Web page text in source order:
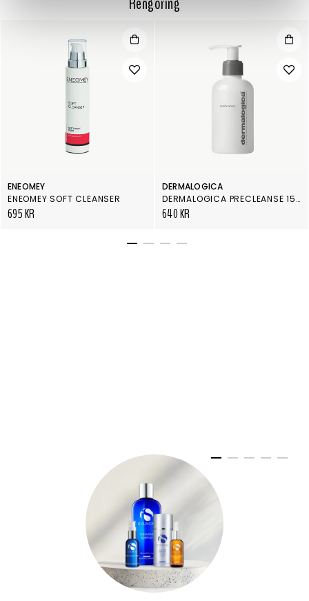
ENEOMEY
ENEOMEY SOFT CLEANSER
695 KR
DERMALOGICA
DERMALOGICA PRECLEANSE 150 ML
640 KR